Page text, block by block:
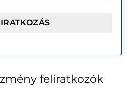
feliratkozók